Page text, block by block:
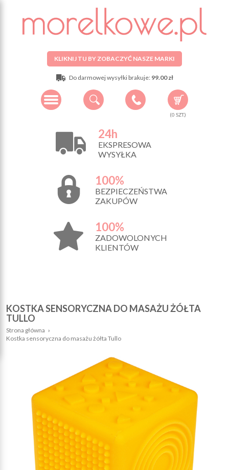
KLIKNIJ TU BY ZOBACZYĆ NASZE MARKI
Do darmowej wysyłki brakuje: 99.00 zł
(0 SZT.)
24h
EKSPRESOWA
WYSYŁKA
100%
BEZPIECZEŃSTWA
ZAKUPÓW
100%
ZADOWOLONYCH
KLIENTÓW
KOSTKA SENSORYCZNA DO MASAŻU ŻÓŁTA
TULLO
Strona główna ›
Kostka sensoryczna do masażu żółta Tullo